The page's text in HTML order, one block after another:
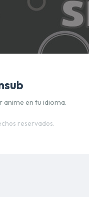
anime en tu idioma.
reservados.